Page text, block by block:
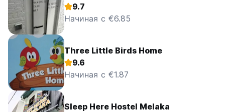
9.7
Начиная с €6.85
Three Little Birds Home
9.6
Начиная с €1.87
Sleep Here Hostel Melaka